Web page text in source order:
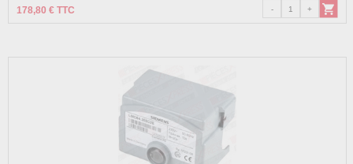
178,80 € TTC